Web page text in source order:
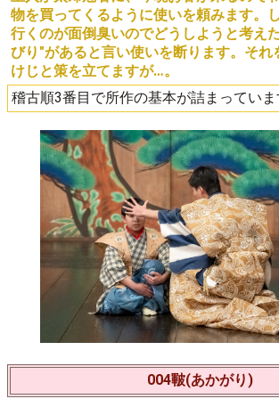
物を買ってくるように使いを頼みます。
行くのが面倒臭いのでどうしようと考え
びり"があると言い使いを断ります。それ
けじと策を立てますが…。
稽古順3番目で所作の基本が詰まっていま
004皸(あかがり)